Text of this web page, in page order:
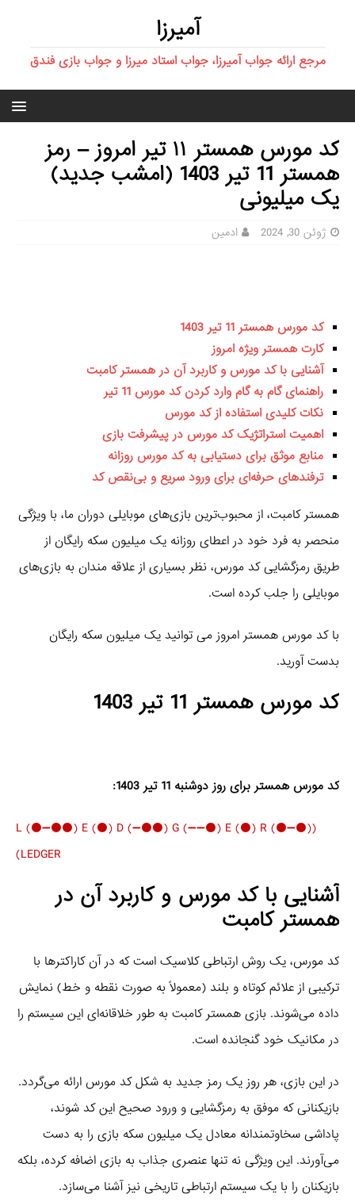
آمیرزا
مرجع ارائه جواب آمیرزا، جواب استاد میرزا و جواب بازی فندق
کد مورس همستر ۱۱ تیر امروز – رمز
همستر 11 تیر 1403 (امشب جدید)
یک میلیونی
ژوئن 30, 2024 ادمین
کد مورس همستر 11 تیر 1403
کارت همستر ویژه امروز
آشنایی با کد مورس و کاربرد آن در همستر کامبت
راهنمای گام به گام وارد کردن کد مورس 11 تیر
نکات کلیدی استفاده از کد مورس
اهمیت استراتژیک کد مورس در پیشرفت بازی
منابع موثق برای دستیابی به کد مورس روزانه
ترفندهای حرفه‌ای برای ورود سریع و بی‌نقص کد
همستر کامبت، از محبوب‌ترین بازی‌های موبایلی دوران ما، با ویژگی
منحصر به فرد خود در اعطای روزانه یک میلیون سکه رایگان از
طریق رمزگشایی کد مورس، نظر بسیاری از علاقه‌ مندان به بازی‌های
موبایلی را جلب کرده است.
با کد مورس همستر امروز می توانید یک میلیون سکه رایگان
بدست آورید.
کد مورس همستر 11 تیر 1403
کد مورس همستر برای روز دوشنبه 11 تیر 1403:
(L (⚫️➖⚫️⚫️) E (⚫️) D (➖⚫️⚫️) G (➖➖⚫️) E (⚫️) R (⚫️➖⚫️)
(LEDGER
آشنایی با کد مورس و کاربرد آن در
همستر کامبت
کد مورس، یک روش ارتباطی کلاسیک است که در آن کاراکترها با
ترکیبی از علائم کوتاه و بلند (معمولاً به صورت نقطه و خط) نمایش
داده می‌شوند. بازی همستر کامبت به طور خلاقانه‌ای این سیستم را
در مکانیک خود گنجانده است.
در این بازی، هر روز یک رمز جدید به شکل کد مورس ارائه می‌گردد.
بازیکنانی که موفق به رمزگشایی و ورود صحیح این کد شوند،
پاداشی سخاوتمندانه معادل یک میلیون سکه بازی را به دست
می‌آورند. این ویژگی نه تنها عنصری جذاب به بازی اضافه کرده، بلکه
بازیکنان را با یک سیستم ارتباطی تاریخی نیز آشنا می‌سازد.